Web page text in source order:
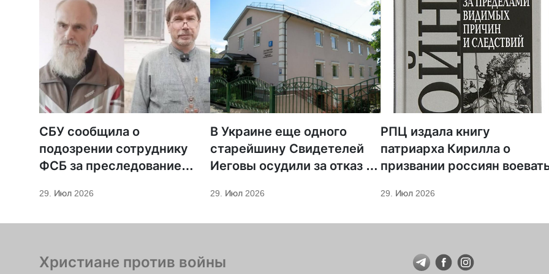
СБУ сообщила о
подозрении сотруднику
ФСБ за преследование
29. Июл 2026
В Украине еще одного
старейшину Свидетелей
Иеговы осудили за отказ от
29. Июл 2026
РПЦ издала книгу
патриарха Кирилла о
призвании россиян
29. Июл 2026
Христиане против войны